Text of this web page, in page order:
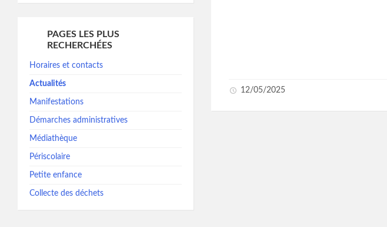
12/05/2025
PAGES LES PLUS
RECHERCHÉES
Horaires et contacts
Actualités
Manifestations
Démarches administratives
Médiathèque
Périscolaire
Petite enfance
Collecte des déchets